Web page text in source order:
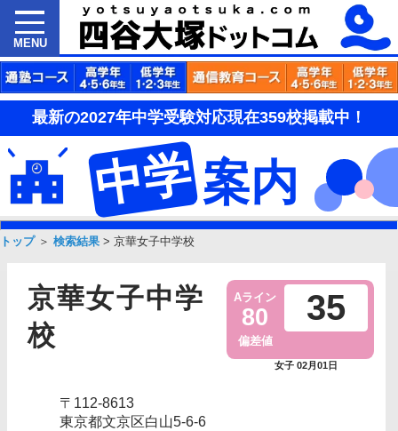
MENU
最新の2027年中学受験対応現在359校掲載中！
中学案内
トップ＞ 検索結果 > 京華女子中学校
京華女子中学
校
Aライン
80
偏差値
35
女子 02月01日
〒112-8613
東京都文京区白山5‐6‐6